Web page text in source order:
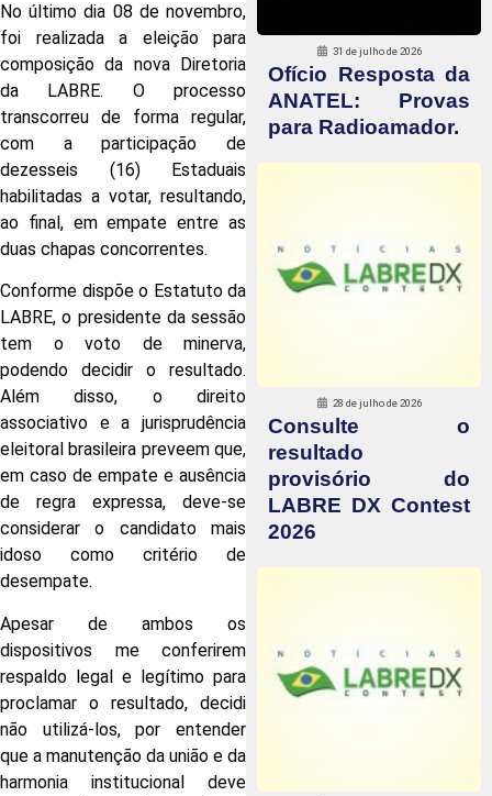
No último dia 08 de novembro,
foi realizada a eleição para
composição da nova Diretoria
da LABRE. O processo
transcorreu de forma regular,
com a participação de
dezesseis (16) Estaduais
habilitadas a votar, resultando,
ao final, em empate entre as
duas chapas concorrentes.
Conforme dispõe o Estatuto da
LABRE, o presidente da sessão
tem o voto de minerva,
podendo decidir o resultado.
Além disso, o direito
associativo e a jurisprudência
eleitoral brasileira preveem que,
em caso de empate e ausência
de regra expressa, deve-se
considerar o candidato mais
idoso como critério de
desempate.
Apesar de ambos os
dispositivos me conferirem
respaldo legal e legítimo para
proclamar o resultado, decidi
não utilizá-los, por entender
que a manutenção da união e da
harmonia institucional deve
31 de julho de 2026
Ofício Resposta da
ANATEL: Provas
para Radioamador.
28 de julho de 2026
Consulte o
resultado
provisório do
LABRE DX Contest
2026